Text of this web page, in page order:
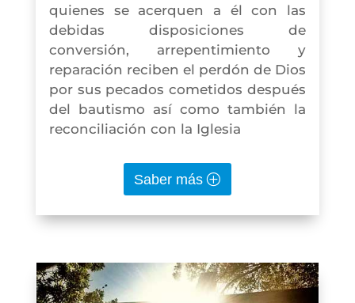
quienes se acerquen a él con las
debidas disposiciones de
conversión, arrepentimiento y
reparación reciben el perdón de Dios
por sus pecados cometidos después
del bautismo así como también la
reconciliación con la Iglesia
Saber más